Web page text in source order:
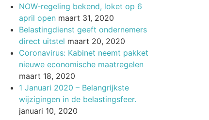
NOW-regeling bekend, loket op 6
april open maart 31, 2020
Belastingdienst geeft ondernemers
direct uitstel maart 20, 2020
Coronavirus: Kabinet neemt pakket
nieuwe economische maatregelen
maart 18, 2020
1 Januari 2020 – Belangrijkste
wijzigingen in de belastingsfeer.
januari 10, 2020